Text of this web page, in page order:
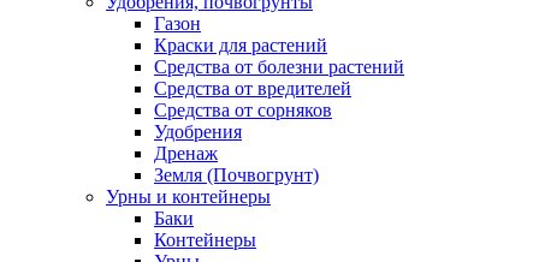
Газон
Краски для растений
Средства от болезни растений
Средства от вредителей
Средства от сорняков
Удобрения
Дренаж
Земля (Почвогрунт)
Урны и контейнеры
Баки
Контейнеры